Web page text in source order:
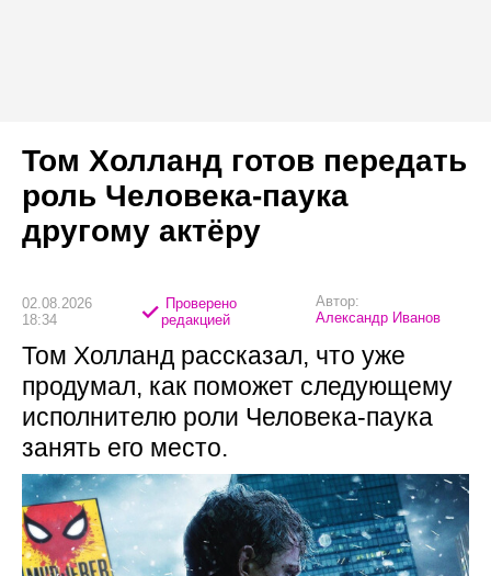
Том Холланд готов передать
роль Человека-паука
другому актёру
02.08.2026
18:34
Проверено
редакцией
Автор:
Александр Иванов
Том Холланд рассказал, что уже
продумал, как поможет следующему
исполнителю роли Человека-паука
занять его место.